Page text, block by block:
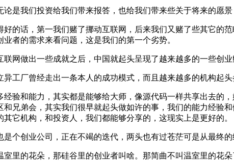
我们投资给我们带来报答，也给我们带来些关于将来的愿景
话，第一我们赌了挪动互联网，后来我们又赌了些其它的
者的需求来看问题，这是我们的第一个劣势。
做出一些成就之后，中国就起头呈现了越来越多的一些创业
厂曾经走出一条本人的成功模式，而且越来越多的机构起头
和能力，其实都是能够给大师，像源代码一样共享出去的
兄弟会，其实我们很早就起头做如许的事，我们的能力经验
它机构，和投资人，我们都能够分享的，这现实上是更好的。
创业公司，正在不竭的迭代，两头也有过苍茫可是从最终的
的花朵，那硅谷里的创业者叫啥。那简曲不叫温室里的花